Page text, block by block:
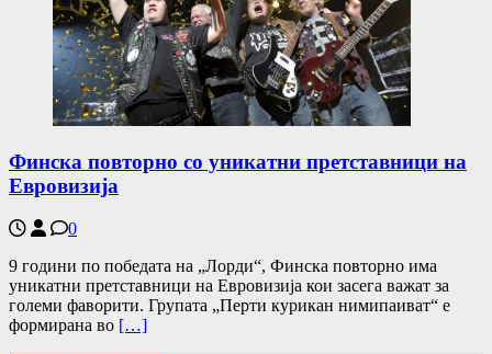
Финска повторно со уникатни претставници на
Евровизија
0
9 години по победата на „Лорди“, Финска повторно има
уникатни претставници на Евровизија кои засега важат за
големи фаворити. Групата „Перти курикан нимипаиват“ е
формирана во […]